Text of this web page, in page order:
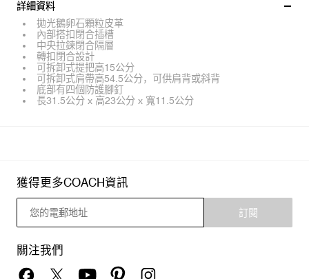
詳細資料
拋光鵝卵石顆粒皮革
內部搭扣閉合插槽
中央拉鍊閉合隔層
轉扣閉合設計
可拆卸式提把高15公分
可拆卸式肩帶高54.5公分，可供肩背或斜背
底部有四個防護腳釘
長31.5公分 x 高23公分 x 寬11.5公分
獲得更多COACH資訊
訂閱
關注我們